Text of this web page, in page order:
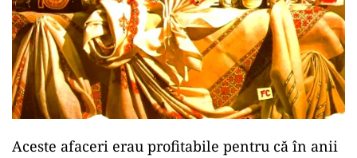
Aceste afaceri erau profitabile pentru că în anii